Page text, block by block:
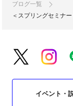
ブログ一覧
＜スプリングセミナ
イベント・